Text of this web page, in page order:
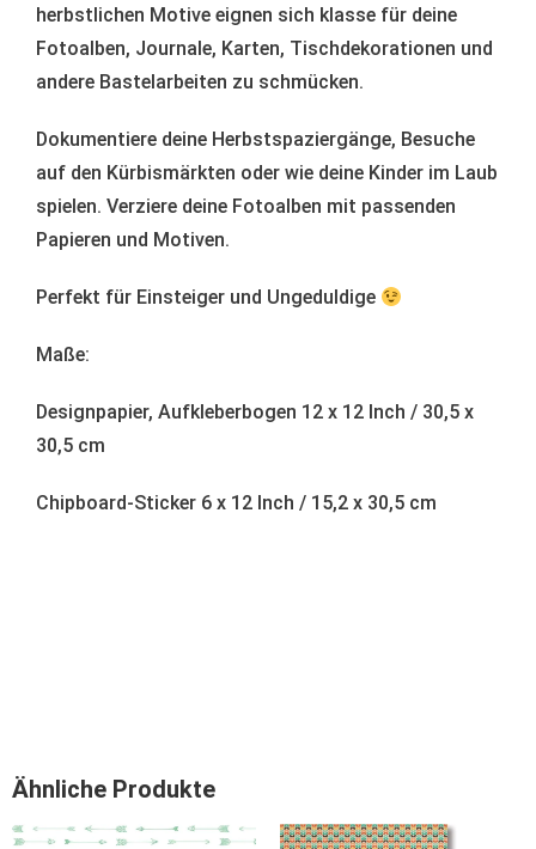
herbstlichen Motive eignen sich klasse für deine
Fotoalben, Journale, Karten, Tischdekorationen und
andere Bastelarbeiten zu schmücken.
Dokumentiere deine Herbstspaziergänge, Besuche
auf den Kürbismärkten oder wie deine Kinder im Laub
spielen. Verziere deine Fotoalben mit passenden
Papieren und Motiven.
Perfekt für Einsteiger und Ungeduldige
Maße:
Designpapier, Aufkleberbogen 12 x 12 Inch / 30,5 x
30,5 cm
Chipboard-Sticker 6 x 12 Inch / 15,2 x 30,5 cm
Ähnliche Produkte